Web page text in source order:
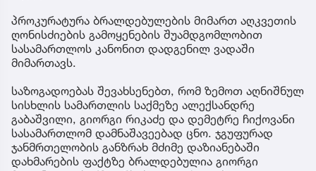
პროკურატურა ბრალდებულების მიმართ აღკვეთის
ღონისძიების გამოყენების შუამდგომლობით
სასამართლოს კანონით დადგენილ ვადაში
მიმართავს.
საზოგადოებას შევახსენებთ, რომ ზემოთ აღნიშნულ
სისხლის სამართლის საქმეზე ალექსანდრე
გაბაშვილი, გიორგი რიკაძე და დემეტრე ჩიქოვანი
სასამართლომ დამნაშავეებად ცნო. ჯგუფურად
ჯანმრთელობის განზრახ მძიმე დაზიანებაში
დახმარების ფაქტზე ბრალდებულია გიორგი